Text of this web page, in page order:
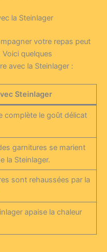
la Steinlager
votre repas peut
quelques
avec la Steinlager :
Steinlager
complète le goût délicat
garnitures se marient
la Steinlager.
sont rehaussées par la
apaise la chaleur